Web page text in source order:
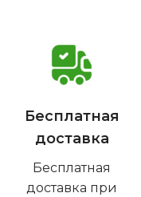
Бесплатная
доставка
Бесплатная
доставка при